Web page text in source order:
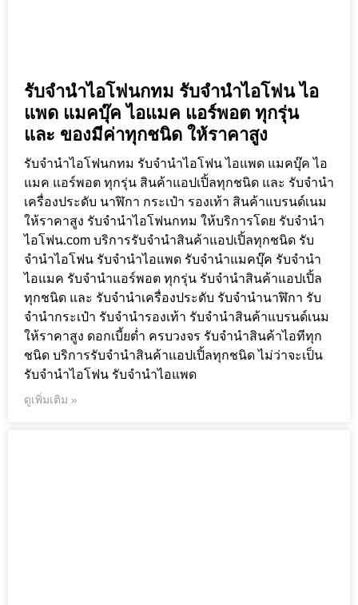
รับจำนำไอโฟนกทม รับจำนำไอโฟน ไอ
แพด แมคบุ๊ค ไอแมค แอร์พอต ทุกรุ่น
และ ของมีค่าทุกชนิด ให้ราคาสูง
รับจำนำไอโฟนกทม รับจำนำไอโฟน ไอแพด แมคบุ๊ค ไอ
แมค แอร์พอต ทุกรุ่น สินค้าแอปเปิ้ลทุกชนิด และ รับจำนำ
เครื่องประดับ นาฬิกา กระเป๋า รองเท้า สินค้าแบรนด์เนม
ให้ราคาสูง รับจำนำไอโฟนกทม ให้บริการโดย รับจํานํา
ไอโฟน.com บริการรับจำนำสินค้าแอปเปิ้ลทุกชนิด รับ
จำนำไอโฟน รับจำนำไอแพด รับจำนำแมคบุ๊ค รับจำนำ
ไอแมค รับจำนำแอร์พอต ทุกรุ่น รับจำนำสินค้าแอปเปิ้ล
ทุกชนิด และ รับจำนำเครื่องประดับ รับจำนำนาฬิกา รับ
จำนำกระเป๋า รับจำนำรองเท้า รับจำนำสินค้าแบรนด์เนม
ให้ราคาสูง ดอกเบี้ยต่ำ ครบวงจร รับจำนำสินค้าไอทีทุก
ชนิด บริการรับจำนำสินค้าแอปเปิ้ลทุกชนิด ไม่ว่าจะเป็น
รับจำนำไอโฟน รับจำนำไอแพด
ดูเพิ่มเติม »